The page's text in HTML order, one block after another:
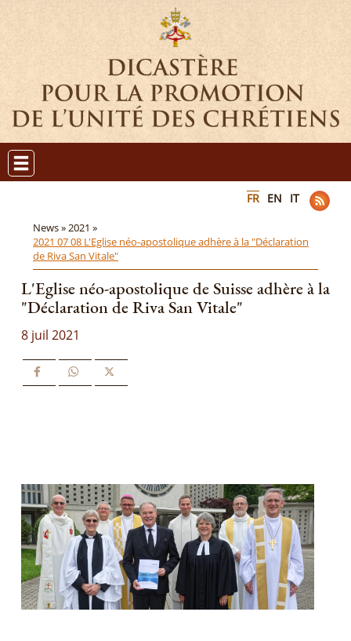
FR EN IT
News »2021 »
2021 07 08 L'Eglise néo-apostolique adhère à la "Déclaration
de Riva San Vitale"
L'Eglise néo-apostolique de Suisse adhère à la
"Déclaration de Riva San Vitale"
8 juil 2021